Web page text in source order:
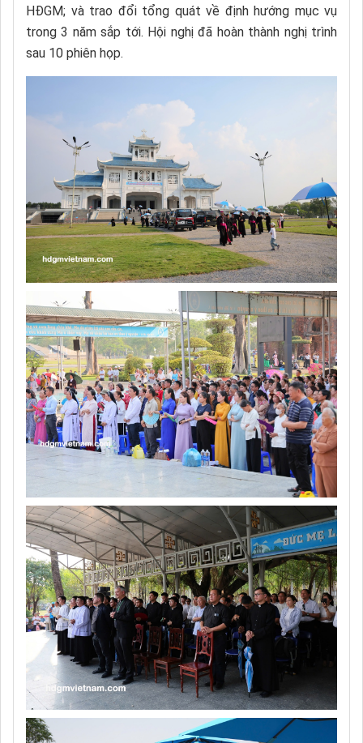
HĐGM; và trao đổi tổng quát về định hướng mục vụ
trong 3 năm sắp tới. Hội nghị đã hoàn thành nghị trình
sau 10 phiên họp.